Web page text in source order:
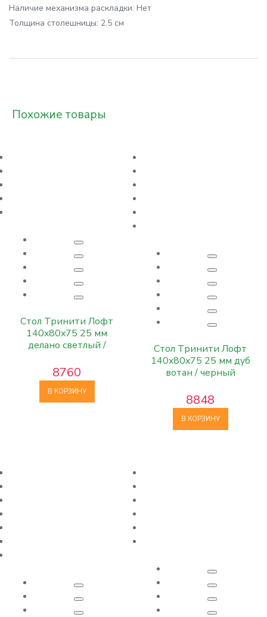
Наличие механизма раскладки: Нет
Толщина столешницы: 2.5 см
Похожие товары
Стол Тринити Лофт
140x80x75 25 мм
делано светлый /
8760
В КОРЗИНУ
Стол Тринити Лофт
140x80x75 25 мм дуб
вотан / черный
8848
В КОРЗИНУ